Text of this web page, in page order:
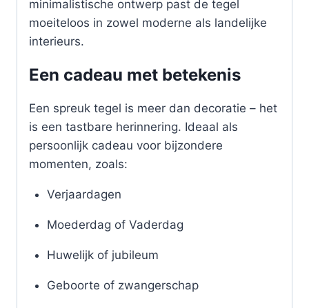
minimalistische ontwerp past de tegel
moeiteloos in zowel moderne als landelijke
interieurs.
Een cadeau met betekenis
Een spreuk tegel is meer dan decoratie – het
is een tastbare herinnering. Ideaal als
persoonlijk cadeau voor bijzondere
momenten, zoals:
Verjaardagen
Moederdag of Vaderdag
Huwelijk of jubileum
Geboorte of zwangerschap